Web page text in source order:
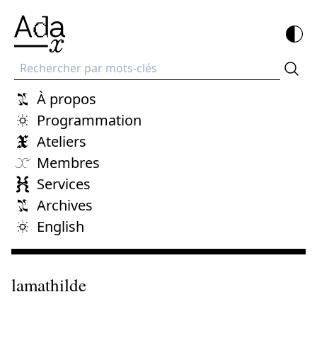
Recherche
À propos
Programmation
Ateliers
Membres
Services
Archives
English
lamathilde